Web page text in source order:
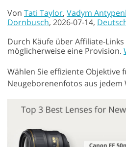
Von Tati Taylor, Vadym
Dornbusch, 2026-07-14,
Durch Käufe über Affiliate-
möglicherweise eine Provision.
Wählen Sie effiziente Objektive
Neugeborenenfotos aus jedem